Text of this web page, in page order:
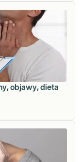
objawy, dieta